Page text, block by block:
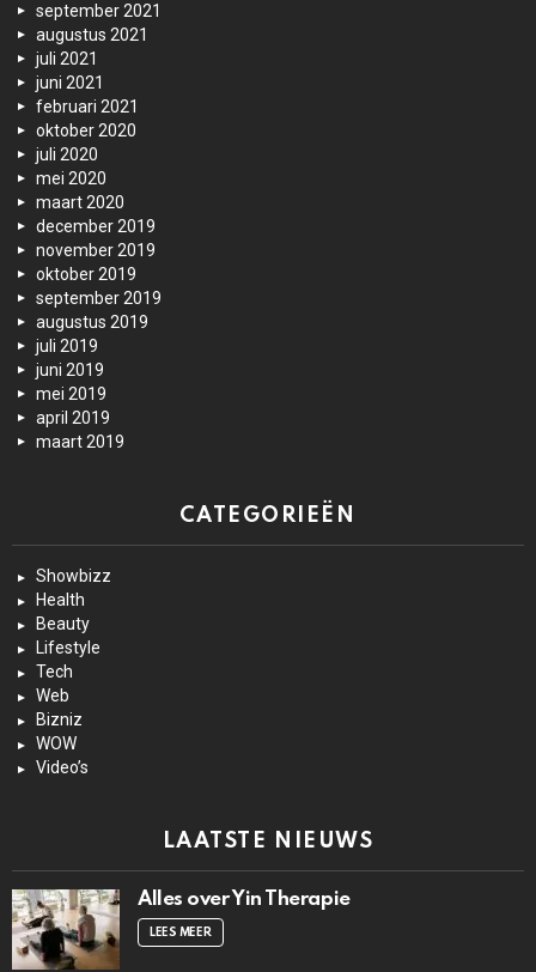
september 2021
augustus 2021
juli 2021
juni 2021
februari 2021
oktober 2020
juli 2020
mei 2020
maart 2020
december 2019
november 2019
oktober 2019
september 2019
augustus 2019
juli 2019
juni 2019
mei 2019
april 2019
maart 2019
CATEGORIEËN
Showbizz
Health
Beauty
Lifestyle
Tech
Web
Bizniz
WOW
Video’s
LAATSTE NIEUWS
Alles over Yin Therapie
LEES MEER